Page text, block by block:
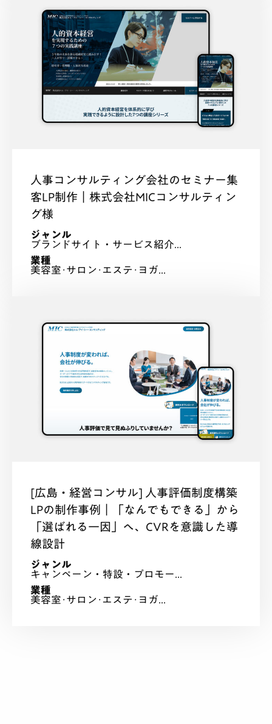
人事コンサルティング会社のセミナー集
客LP制作｜株式会社MICコンサルティン
グ様
ジャンル
ブランドサイト・サービス紹介...
業種
美容室･サロン･エステ･ヨガ...
[広島・経営コンサル] 人事評価制度構築
LPの制作事例｜「なんでもできる」から
「選ばれる一因」へ、CVRを意識した導
線設計
ジャンル
キャンペーン・特設・プロモー...
業種
美容室･サロン･エステ･ヨガ...